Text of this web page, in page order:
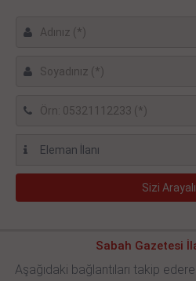
Sabah Gazetesi
Aşağıdaki bağlantıları takip